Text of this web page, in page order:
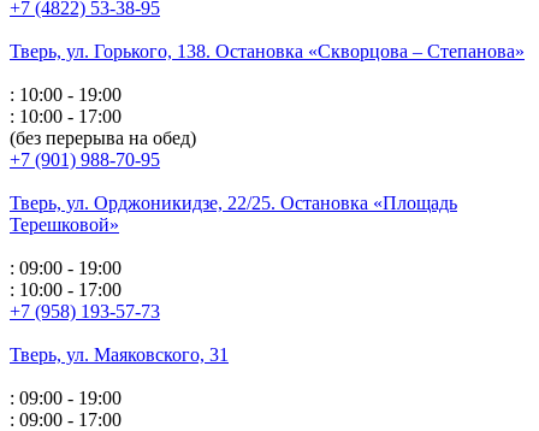
+7 (4822) 53-38-95
Тверь, ул. Горького, 138. Остановка «Скворцова – Степанова»
: 10:00 - 19:00
: 10:00 - 17:00
(без перерыва на обед)
+7 (901) 988-70-95
Тверь, ул. Орджоникидзе, 22/25. Остановка «Площадь
Терешковой»
: 09:00 - 19:00
: 10:00 - 17:00
+7 (958) 193-57-73
Тверь, ул. Маяковского, 31
: 09:00 - 19:00
: 09:00 - 17:00